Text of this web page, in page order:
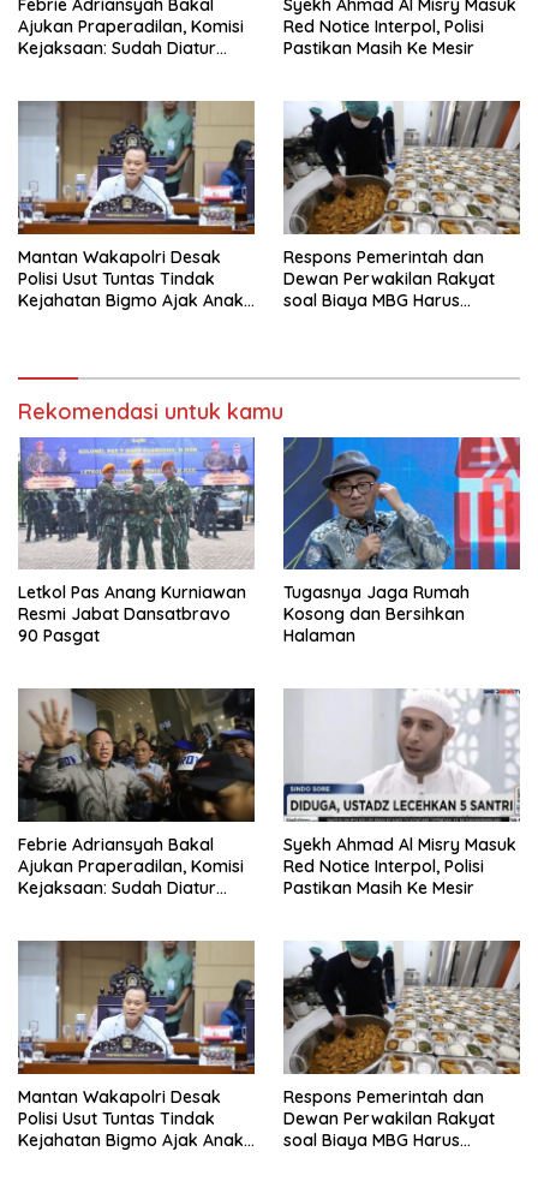
Febrie Adriansyah Bakal
Ajukan Praperadilan, Komisi
Kejaksaan: Sudah Diatur
Syekh Ahmad Al Misry Masuk
Red Notice Interpol, Polisi
Pastikan Masih Ke Mesir
Mantan Wakapolri Desak
Polisi Usut Tuntas Tindak
Kejahatan Bigmo Ajak Anak
Respons Pemerintah dan
Dewan Perwakilan Rakyat
soal Biaya MBG Harus
Rekomendasi untuk kamu
Letkol Pas Anang Kurniawan
Resmi Jabat Dansatbravo
90 Pasgat
Tugasnya Jaga Rumah
Kosong dan Bersihkan
Halaman
Febrie Adriansyah Bakal
Ajukan Praperadilan, Komisi
Kejaksaan: Sudah Diatur
Syekh Ahmad Al Misry Masuk
Red Notice Interpol, Polisi
Pastikan Masih Ke Mesir
Mantan Wakapolri Desak
Polisi Usut Tuntas Tindak
Kejahatan Bigmo Ajak Anak
Respons Pemerintah dan
Dewan Perwakilan Rakyat
soal Biaya MBG Harus